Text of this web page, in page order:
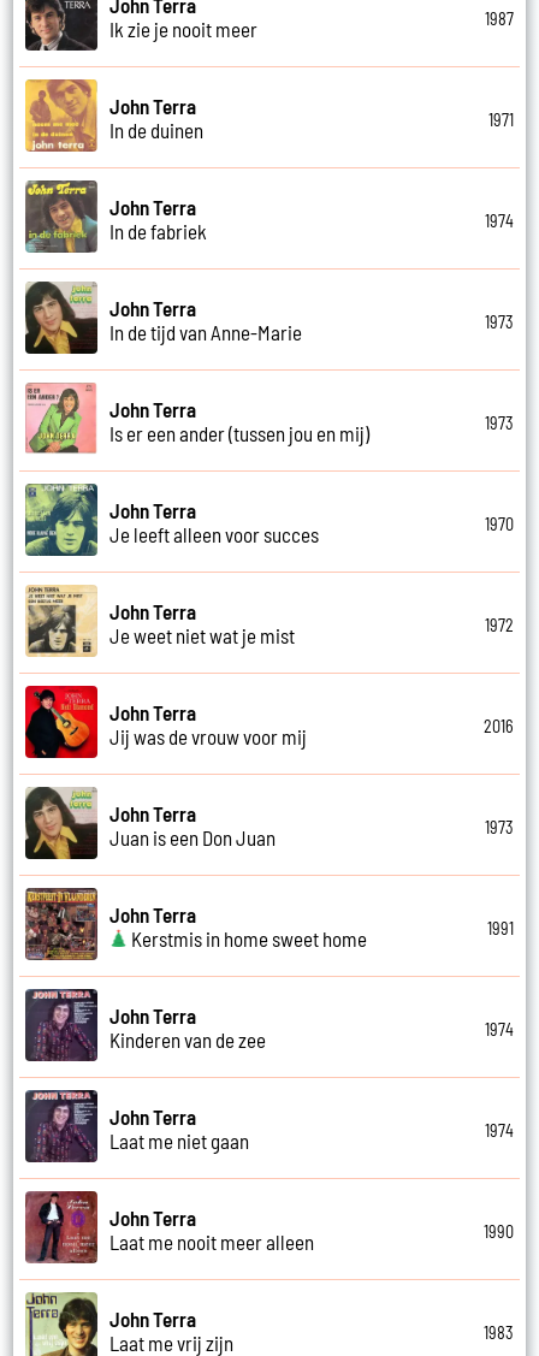
Ik zie je nooit meer
1987
John Terra
In de duinen
1971
John Terra
In de fabriek
1974
John Terra
In de tijd van Anne-Marie
1973
John Terra
Is er een ander (tussen jou en mij)
1973
John Terra
Je leeft alleen voor succes
1970
John Terra
Je weet niet wat je mist
1972
John Terra
Jij was de vrouw voor mij
2016
John Terra
Juan is een Don Juan
1973
John Terra
Kerstmis in home sweet home
1991
John Terra
Kinderen van de zee
1974
John Terra
Laat me niet gaan
1974
John Terra
Laat me nooit meer alleen
1990
John Terra
Laat me vrij zijn
1983